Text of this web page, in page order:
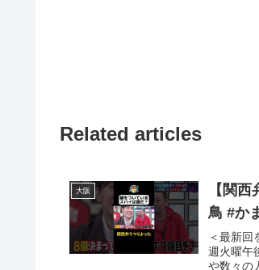
Related articles
大阪
【関西
鳥 #か
＜最新回
週火曜午
や数々の